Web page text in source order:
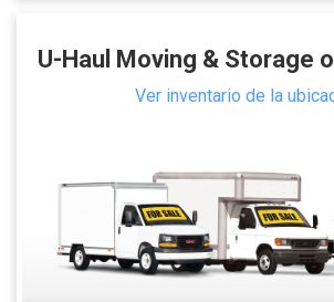
U-Haul Moving & Storage
Ver inventario de la